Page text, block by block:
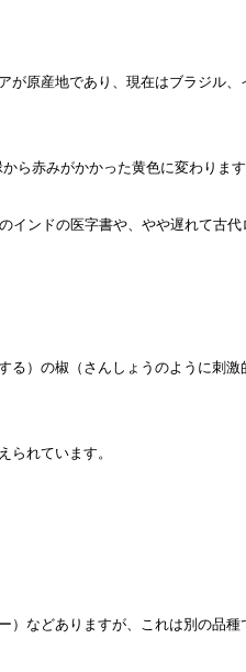
原産地であり、現在はブラジル
ら赤みがかかった黄色に変わります
ンドの医字書や、やや遅れて古
）の椒（さんしょうのように刺
れています。
などありますが、これは別の品